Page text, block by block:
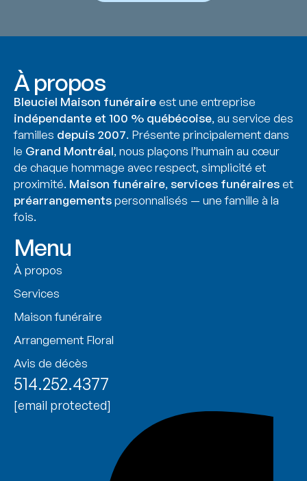
À propos
Bleuciel Maison funéraireest une entreprise
indépendante et 100 % québécoise, au service des
familles depuis 2007. Présente principalement dans
le Grand Montréal, nous plaçons l’humain au cœur
de chaque hommage avec respect, simplicité et
proximité. Maison funéraire,services funéraireset
préarrangementspersonnalisés — une famille à la
fois.
Menu
À propos
Services
Maison funéraire
Arrangement Floral
Avis de décès
514.252.4377
[email protected]